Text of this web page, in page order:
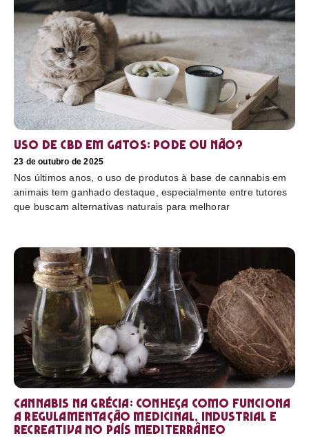
Uso de CBD em gatos: pode ou não?
23 de outubro de 2025
Nos últimos anos, o uso de produtos à base de cannabis em
animais tem ganhado destaque, especialmente entre tutores
que buscam alternativas naturais para melhorar
Cannabis na Grécia: conheça como funciona
a regulamentação medicinal, industrial e
recreativa no país mediterrâneo